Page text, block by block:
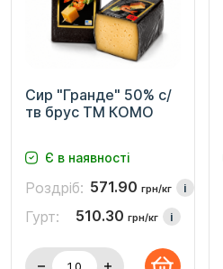
Сир "Гранде" 50% с/
тв брус ТМ КОМО
Є в наявності
Роздріб: 571.90 грн/кг i
Гурт: 510.30 грн/кг i